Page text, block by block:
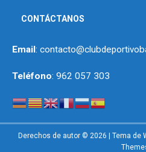
CONTÁCTANOS
Email :
Teléfono: 962 057 303
Derechos de autor © 2026 | Tema de